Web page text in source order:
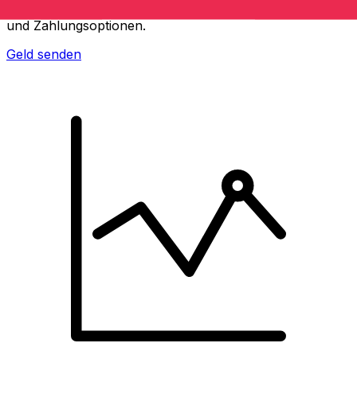
und Zahlungsoptionen.
Geld senden